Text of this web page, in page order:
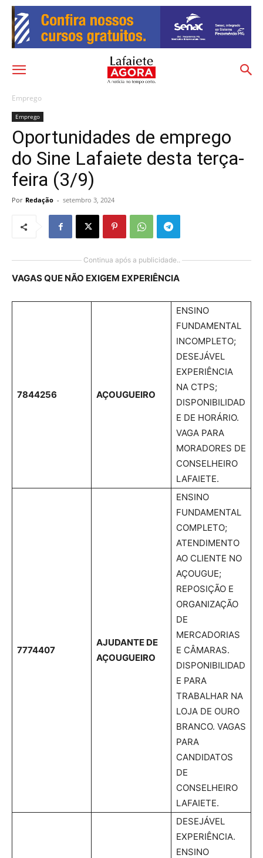
Emprego
Emprego
Oportunidades de emprego
do Sine Lafaiete desta terça-
feira (3/9)
Por Redação - setembro 3, 2024
Continua após a publicidade..
VAGAS QUE NÃO EXIGEM EXPERIÊNCIA
7844256 AÇOUGUEIRO
ENSINO
FUNDAMENTAL
INCOMPLETO;
DESEJÁVEL
EXPERIÊNCIA
NA CTPS;
DISPONIBILIDAD
E DE HORÁRIO.
VAGA PARA
MORADORES DE
CONSELHEIRO
LAFAIETE.
7774407
AJUDANTE DE
AÇOUGUEIRO
ENSINO
FUNDAMENTAL
COMPLETO;
ATENDIMENTO
AO CLIENTE NO
AÇOUGUE;
REPOSIÇÃO E
ORGANIZAÇÃO
DE
MERCADORIAS
E CÂMARAS.
DISPONIBILIDAD
E PARA
TRABALHAR NA
LOJA DE OURO
BRANCO. VAGAS
PARA
CANDIDATOS
DE
CONSELHEIRO
LAFAIETE.
DESEJÁVEL
EXPERIÊNCIA.
ENSINO